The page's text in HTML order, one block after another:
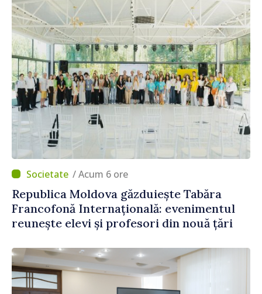
/ Acum 6 ore
Republica Moldova găzduiește Tabăra
Francofonă Internațională: evenimentul
reunește elevi și profesori din nouă țări